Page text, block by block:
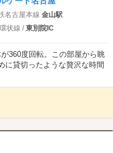
名古屋本線 金山駅
状線 /東別院IC
360度回転。この部屋から眺
に貸切ったような贅沢な時間